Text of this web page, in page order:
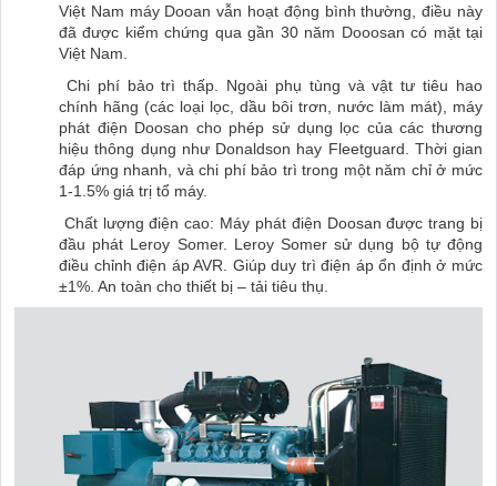
Việt Nam máy Dooan vẫn hoạt động bình thường, điều này
đã được kiểm chứng qua gần 30 năm Dooosan có mặt tại
Việt Nam.
Chi phí bảo trì thấp. Ngoài phụ tùng và vật tư tiêu hao
chính hãng (các loại lọc, dầu bôi trơn, nước làm mát), máy
phát điện Doosan cho phép sử dụng lọc của các thương
hiệu thông dụng như Donaldson hay Fleetguard. Thời gian
đáp ứng nhanh, và chi phí bảo trì trong một năm chỉ ở mức
1-1.5% giá trị tổ máy.
Chất lượng điện cao: Máy phát điện Doosan được trang bị
đầu phát Leroy Somer. Leroy Somer sử dụng bộ tự động
điều chỉnh điện áp AVR. Giúp duy trì điện áp ổn định ở mức
±1%. An toàn cho thiết bị – tải tiêu thụ.